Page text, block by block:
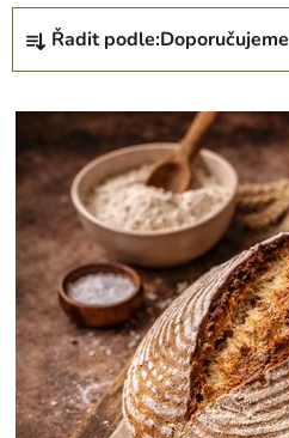
Ř
z
e
n
í
p
r
o
d
u
k
t
ů
Řadit podle:Doporučujeme
V
ý
p
s
p
r
o
d
u
k